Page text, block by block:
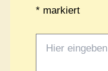
*markiert
eingeben…